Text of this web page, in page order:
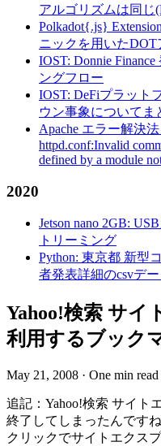
アルゴリズムは同じ
Polkadot{.js}
ニックを用いた
IOST: Donnie
ングフロー
IOST: DeFiプラット
ウン事象についてま
Apache エラー解決
httpd.conf:Invalid
defined by a module
2020
Jetson nano 2GB:
トリーミング
Python: 東京都 新型
者発表詳細のcsvデ
Yahoo!検索 サイ
利用するブック
May 21, 2008 · One min read
追記：Yahoo!検索 サイト
終了してしまったんです
クリックでサイトエクス